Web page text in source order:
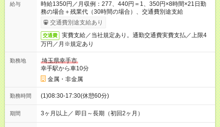
給与
時給1350円／月収例：277、440円＝1、350円×8時間×21日勤
務の場合＋残業代（30時間の場合）、交通費別途支給
交通費別途支給あり
交通費
実費支給／当社規定あり。通勤交通費実費支払／上限4
万円／月※規定あり
勤務地
埼玉県幸手市
幸手駅から車10分
金属・非金属
勤務時間 (1)08:30-17:30(休憩60分)
期間 3ヶ月以上／ 即日～長期（初回2ヶ月）